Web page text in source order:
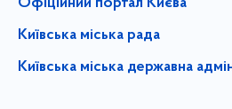
Офіційний портал Києва
Київська міська рада
Київська міська державна